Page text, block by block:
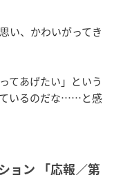
い、かわいがってき
てあげたい」という
ているのだな……と感
ョン 「応報／第